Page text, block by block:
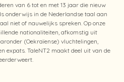
van 6 tot en met 13 jaar die nieuw
onderwijs in de Nederlandse taal aan
niet of nauwelijks spreken. Op onze
nationaliteiten, afkomstig uit
(Oekraïense) vluchtelingen,
expats. TaleNT2 maakt deel uit van de